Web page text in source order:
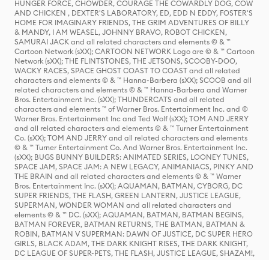
HUNGER FORCE, CHOWDER, COURAGE THE COWARDLY DOG, COW
AND CHICKEN , DEXTER'S LABORATORY, ED, EDD N EDDY, FOSTER'S
HOME FOR IMAGINARY FRIENDS, THE GRIM ADVENTURES OF BILLY
& MANDY, I AM WEASEL, JOHNNY BRAVO, ROBOT CHICKEN,
SAMURAI JACK and all related characters and elements © & ™
Cartoon Network (sXX); CARTOON NETWORK Logo are © & ™ Cartoon
Network (sXX); THE FLINTSTONES, THE JETSONS, SCOOBY-DOO,
WACKY RACES, SPACE GHOST COAST TO COAST and all related
characters and elements © & ™ Hanna-Barbera (sXX); SCOOB and all
related characters and elements © & ™ Hanna-Barbera and Warner
Bros. Entertainment Inc. (sXX); THUNDERCATS and all related
characters and elements ™ of Warner Bros. Entertainment Inc. and ©
Warner Bros. Entertainment Inc and Ted Wolf (sXX); TOM AND JERRY
and all related characters and elements © & ™ Turner Entertainment
Co. (sXX); TOM AND JERRY and all related characters and elements
© & ™ Turner Entertainment Co. And Warner Bros. Entertainment Inc.
(sXX); BUGS BUNNY BUILDERS: ANIMATED SERIES, LOONEY TUNES,
SPACE JAM, SPACE JAM: A NEW LEGACY, ANIMANIACS, PINKY AND
THE BRAIN and all related characters and elements © & ™ Warner
Bros. Entertainment Inc. (sXX); AQUAMAN, BATMAN, CYBORG, DC
SUPER FRIENDS, THE FLASH, GREEN LANTERN, JUSTICE LEAGUE,
SUPERMAN, WONDER WOMAN and all related characters and
elements © & ™ DC. (sXX); AQUAMAN, BATMAN, BATMAN BEGINS,
BATMAN FOREVER, BATMAN RETURNS, THE BATMAN, BATMAN &
ROBIN, BATMAN V SUPERMAN: DAWN OF JUSTICE, DC SUPER HERO
GIRLS, BLACK ADAM, THE DARK KNIGHT RISES, THE DARK KNIGHT,
DC LEAGUE OF SUPER-PETS, THE FLASH, JUSTICE LEAGUE, SHAZAM!,